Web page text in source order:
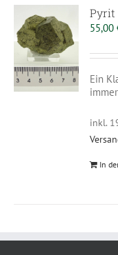
Pyrit
55,00
Ein
inkl.
In